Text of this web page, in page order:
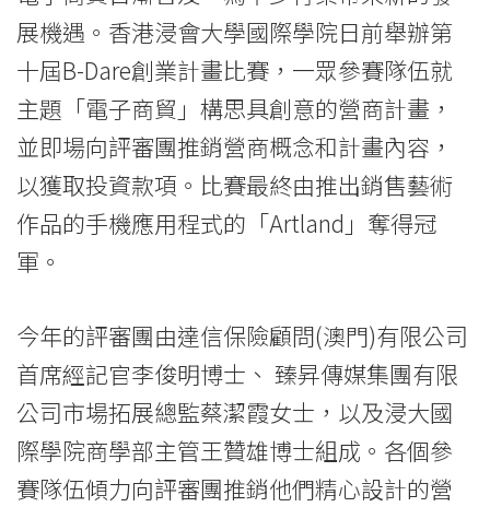
Hong
Kong
Baptist
University
展機遇。香港浸會大學國際學院日前舉辦第
十屆B-Dare創業計畫比賽，一眾參賽隊伍就
主題「電子商貿」構思具創意的營商計畫，
並即場向評審團推銷營商概念和計畫內容，
以獲取投資款項。比賽最終由推出銷售藝術
作品的手機應用程式的「Artland」奪得冠
軍。
今年的評審團由達信保險顧問(澳門)有限公司
首席經記官李俊明博士、 臻昇傳媒集團有限
公司市場拓展總監蔡潔霞女士，以及浸大國
際學院商學部主管王贊雄博士組成。各個參
賽隊伍傾力向評審團推銷他們精心設計的營